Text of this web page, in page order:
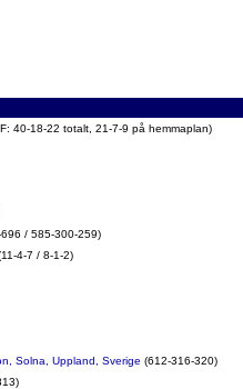
40-18-22 totalt, 21-7-9 på hemmaplan)
/ 585-300-259)
4-7 / 8-1-2)
Solna, Uppland, Sverige (612-316-320)